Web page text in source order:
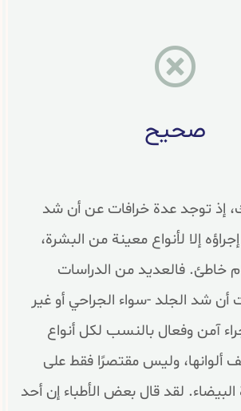
صحيح
إذ توجد عدة خرافات عن أن شد
إلا لأنواع معينة من البشرة،
خاطئ. فالعديد من الدراسات
أن شد الجلد -سواء الجراحي أو غير
آمن وفعال بالنسب لكل أنواع
ألوانها، وليس مقتصرًا فقط على
لقد قال بعض الأطباء إن أحد